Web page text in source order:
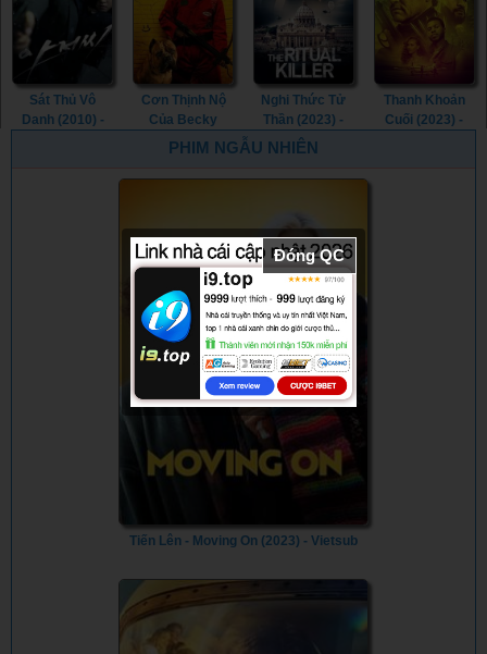
Came to
Gotham (2023)
Sát Thủ Vô
Danh (2010) -
Cơn Thịnh Nộ
Của Becky
(2023) - The
(2023)
Nghi Thức Tử
Thần (2023) -
The Ritual Killer
Thanh Khoản
Cuối (2023) -
PHIM NGẪU NHIÊN
Tiến Lên - Moving On (2023) - Vietsub
Đóng QC